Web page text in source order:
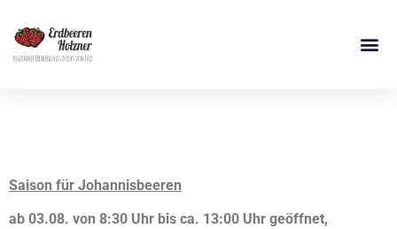
Saison für Johannisbeeren
ab 03.08. von 8:30 Uhr bis ca. 13:00 Uhr geöffnet,